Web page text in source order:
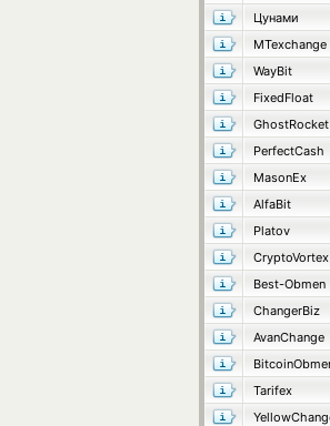
Цунами
MTexchange
WayBit
FixedFloat
GhostRocket
PerfectCash
MasonEx
AlfaBit
Platov
CryptoVortex
Best-Obmen
ChangerBiz
AvanChange
Tarifex